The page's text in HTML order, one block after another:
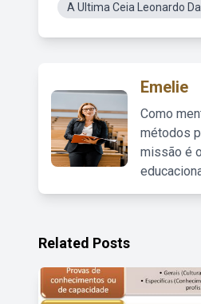
A Ultima Ceia Leonardo
Emelie
Como
métodos
missão é
Related Posts